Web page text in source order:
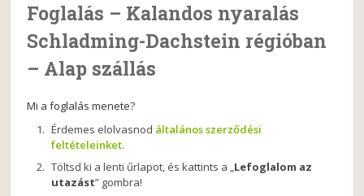
Foglalás – Kalandos nyaralás
Schladming-Dachstein régióban
– Alap szállás
Mi a foglalás menete?
Érdemes elolvasnod általános szerződési
feltételeinket.
Töltsd ki a lenti űrlapot, és kattints a „Lefoglalom az
utazást” gombra!